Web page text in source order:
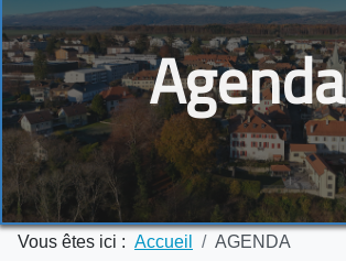
Agenda
Vous êtes ici : Accueil AGENDA